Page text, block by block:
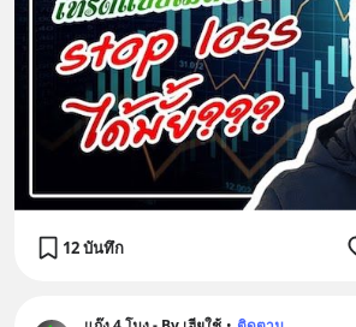
12 บันทึก